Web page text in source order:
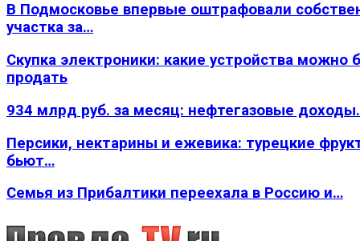
В Подмосковье впервые оштрафовали
участка за…
Скупка электроники: какие устройства можно
продать
934 млрд руб. за месяц: нефтегазовые
Персики, нектарины и ежевика: турецкие
бьют…
Семья из Прибалтики переехала в Россию и…